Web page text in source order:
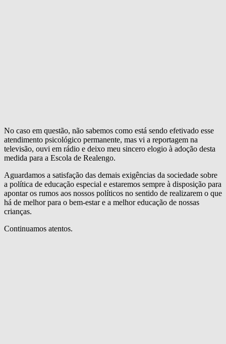
No caso em questão, não sabemos como está sendo efetivado esse
atendimento psicológico permanente, mas vi a reportagem na
televisão, ouvi em rádio e deixo meu sincero elogio à adoção desta
medida para a Escola de Realengo.
Aguardamos a satisfação das demais exigências da sociedade sobre
a política de educação especial e estaremos sempre à disposição para
apontar os rumos aos nossos políticos no sentido de realizarem o que
há de melhor para o bem-estar e a melhor educação de nossas
crianças.
Continuamos atentos.